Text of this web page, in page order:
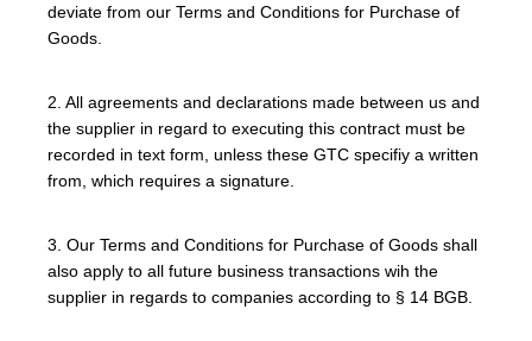
deviate from our Terms and Conditions for Purchase of
Goods.
2. All agreements and declarations made between us and
the supplier in regard to executing this contract must be
recorded in text form, unless these GTC specifiy a written
from, which requires a signature.
3. Our Terms and Conditions for Purchase of Goods shall
also apply to all future business transactions wih the
supplier in regards to companies according to § 14 BGB.